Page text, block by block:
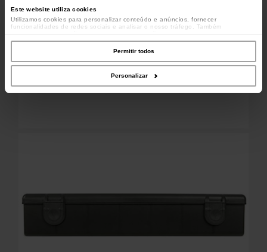
Este website utiliza cookies
Utilizamos cookies para personalizar conteúdo e anúncios, fornecer
funcionalidades de redes sociais e analisar o nosso tráfego. Também
parceiros de redes sociais, de publicidade e de análise, que as podem combinar
com outras informações que lhes forneceu ou recolhidas por estes a partir da
sua utilização dos respetivos serviços.
Permitir todos
Personalizar